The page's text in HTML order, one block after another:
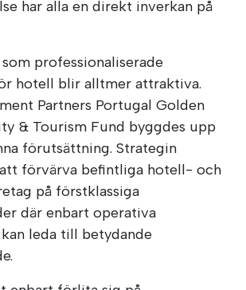
har alla en direkt inverkan på
professionaliserade
hotell blir alltmer attraktiva.
Partners Portugal Golden
& Tourism Fund byggdes upp
förutsättning. Strategin
förvärva befintliga hotell- och
på förstklassiga
där enbart operativa
leda till betydande